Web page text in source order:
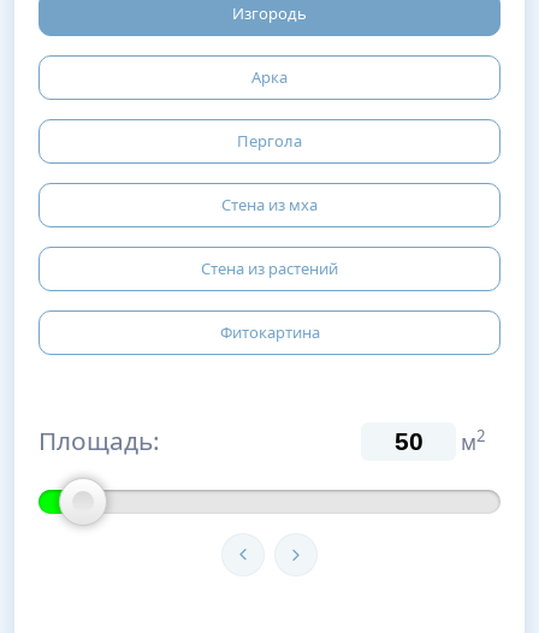
Изгородь
Арка
Пергола
Стена из мха
Стена из растений
Фитокартина
Площадь: м2